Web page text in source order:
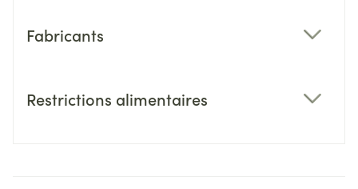
Fabricants
Restrictions alimentaires